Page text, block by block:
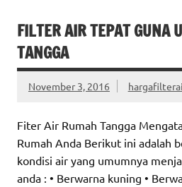
FILTER AIR TEPAT GUNA
TANGGA
November 3, 2016
Fiter Air Rumah Tangga
Rumah Anda Berikut ini adalah
kondisi air yang umumnya
anda : • Berwarna kuning •